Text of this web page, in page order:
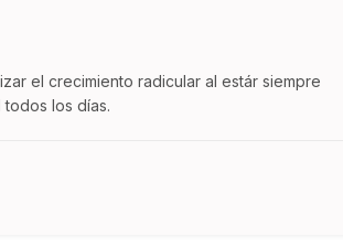
el crecimiento radicular al estár siempre
los días.